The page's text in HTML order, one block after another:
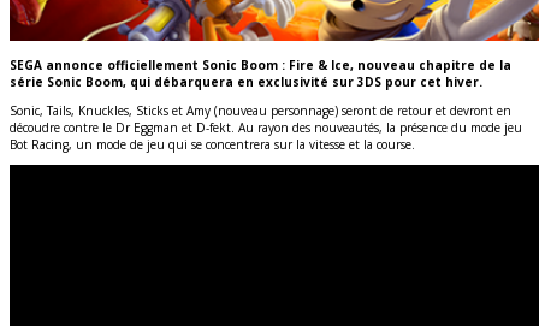
SEGA annonce officiellement Sonic Boom : Fire & Ice, nouveau chapitre de la
série Sonic Boom, qui débarquera en exclusivité sur 3DS pour cet hiver.
Sonic, Tails, Knuckles, Sticks et Amy (nouveau personnage) seront de retour et devront en
découdre contre le Dr Eggman et D-fekt. Au rayon des nouveautés, la présence du mode jeu
Bot Racing, un mode de jeu qui se concentrera sur la vitesse et la course.